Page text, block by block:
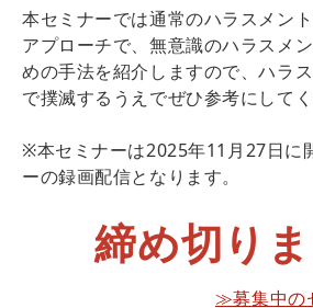
本セミナーでは通常のハラスメン
アプローチで、無意識のハラスメ
めの手法を紹介しますので、ハラ
で撲滅するうえでぜひ参考にしてく
※本セミナーは2025年11月27日に
ーの録画配信となります。
締め切り
≫募集中の